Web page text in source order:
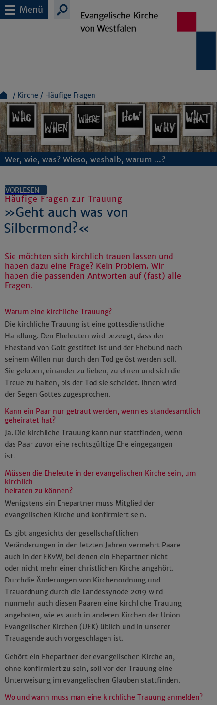
Menü
Kirche Häufige Fragen
Wer, wie, was? Wieso, weshalb, warum ...?
VORLESEN
Häufige Fragen zur Trauung
»Geht auch was von
Silbermond?«
Sie möchten sich kirchlich trauen lassen und
haben dazu eine Frage? Kein Problem. Wir
haben die passenden Antworten auf (fast) alle
Fragen.
Warum eine kirchliche Trauung?
Die kirchliche Trauung ist eine gottesdienstliche
Handlung. Den Eheleuten wird bezeugt, dass der
Ehestand von Gott gestiftet ist und der Ehebund nach
seinem Willen nur durch den Tod gelöst werden soll.
Sie geloben, einander zu lieben, zu ehren und sich die
Treue zu halten, bis der Tod sie scheidet. Ihnen wird
der Segen Gottes zugesprochen.
Kann ein Paar nur getraut werden, wenn es standesamtlich
geheiratet hat?
Ja. Die kirchliche Trauung kann nur stattfinden, wenn
das Paar zuvor eine rechtsgültige Ehe eingegangen
ist.
Müssen die Eheleute in der evangelischen Kirche sein, um
kirchlich
heiraten zu können?
Wenigstens ein Ehepartner muss Mitglied der
evangelischen Kirche und konfirmiert sein.
Es gibt angesichts der gesellschaftlichen
Veränderungen in den letzten Jahren vermehrt Paare
auch in der EKvW, bei denen ein Ehepartner nicht
oder nicht mehr einer christlichen Kirche angehört.
Durchdie Änderungen von Kirchenordnung und
Trauordnung durch die Landessynode 2019 wird
nunmehr auch diesen Paaren eine kirchliche Trauung
angeboten, wie es auch in anderen Kirchen der Union
Evangelischer Kirchen (UEK) üblich und in unserer
Trauagende auch vorgeschlagen ist.
Gehört ein Ehepartner der evangelischen Kirche an,
ohne konfirmiert zu sein, soll vor der Trauung eine
Unterweisung im evangelischen Glauben stattfinden.
Wo und wann muss man eine kirchliche Trauung anmelden?